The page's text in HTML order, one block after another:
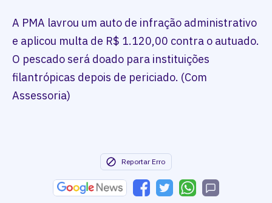
A PMA lavrou um auto de infração administrativo
e aplicou multa de R$ 1.120,00 contra o autuado.
O pescado será doado para instituições
filantrópicas depois de periciado. (Com
Assessoria)
Reportar Erro